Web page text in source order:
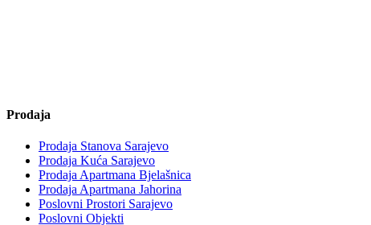
Prodaja
Prodaja Stanova Sarajevo
Prodaja Kuća Sarajevo
Prodaja Apartmana Bjelašnica
Prodaja Apartmana Jahorina
Poslovni Prostori Sarajevo
Poslovni Objekti